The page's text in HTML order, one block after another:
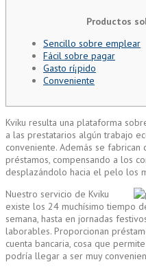
Productos
Sencillo sobre emplear
Fácil sobre pagar
Gasto rí¡pido
Conveniente
Kviku resulta una plataforma
a las prestatarios algún trabajo
conveniente. Además se fabrican
préstamos, compensando a los
desplazándolo hacia el pelo los
Nuestro servicio de Kviku
existe los 24 muchísimo tiempo
semana, hasta en jornadas
laborables. Proporcionan
cuenta bancaria, cosa que
podrí­a llegar a ser muy